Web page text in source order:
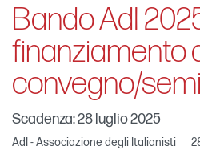
Bando AdI
finanziamento
convegno/
Scadenza: 28 luglio 2025
AdI - Associazione degli Italianisti